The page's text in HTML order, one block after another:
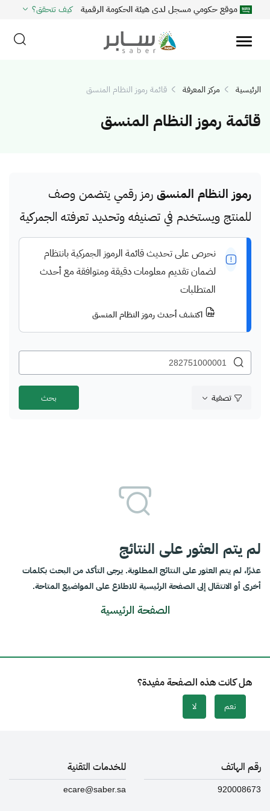
موقع حكومي مسجل لدى هيئة الحكومة الرقمية كيف تتحقق؟
الرئيسية مركز المعرفة قائمة رموز النظام المنسق
قائمة رموز النظام المنسق
رموز النظام المنسق رمز رقمي يتضمن وصف
للمنتج ويستخدم في تصنيفه وتحديد تعرفته الجمركية
نحرص على تحديث قائمة الرموز الجمركية بانتظام
لضمان تقديم معلومات دقيقة ومتوافقة مع أحدث
المتطلبات
اكتشف أحدث رموز النظام المنسق
تصفية
لم يتم العثور على النتائج
عذرًا، لم يتم العثور على النتائج المطلوبة. يرجى التأكد من البحث بكلمات
أخرى أو الانتقال إلى الصفحة الرئيسية للاطلاع على المواضيع المتاحة.
الصفحة الرئيسية
هل كانت هذه الصفحة مفيدة؟
نعم لا
رقم الهاتف
920008673
للخدمات التقنية
ecare@saber.sa